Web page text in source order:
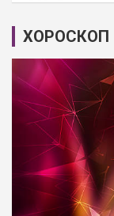
ХОРОСКОП